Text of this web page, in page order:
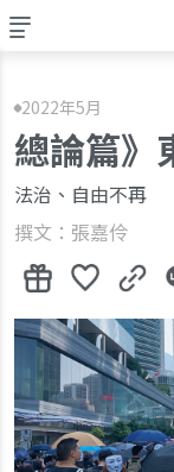
2022年5月
總論篇》
法治、自由不再
撰文：張嘉伶